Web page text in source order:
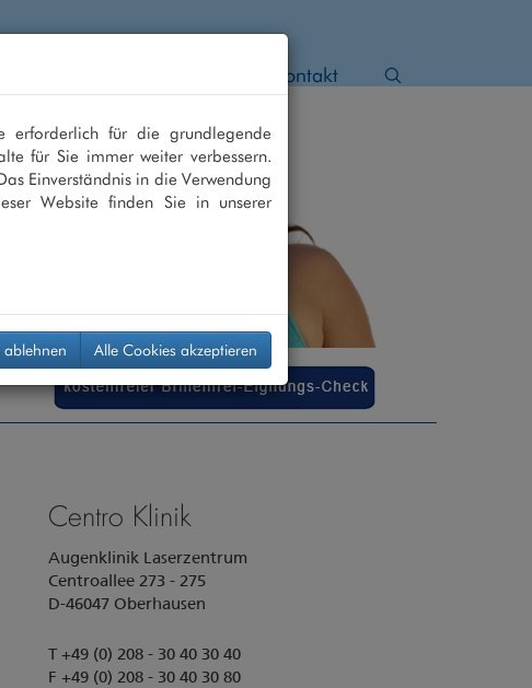
Kontakt
Centro Klinik
Augenklinik Laserzentrum
Centroallee 273 - 275
D-46047 Oberhausen
T +49 (0) 208 - 30 40 30 40
F +49 (0) 208 - 30 40 30 80
erforderlich für die grundlegende
für Sie immer weiter verbessern.
Einverständnis in die Verwendung
Website finden Sie in unserer
ablehnen Alle Cookies akzeptieren